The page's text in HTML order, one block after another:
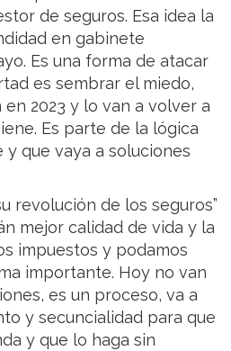
de seguros. Esa idea la
en gabinete
Es una forma de atacar
es sembrar el miedo,
2023 y lo van a volver a
Es parte de la lógica
que vaya a soluciones
revolución de los seguros”
mejor calidad de vida y la
impuestos y podamos
importante. Hoy no van
es un proceso, va a
y secuncialidad para que
y que lo haga sin